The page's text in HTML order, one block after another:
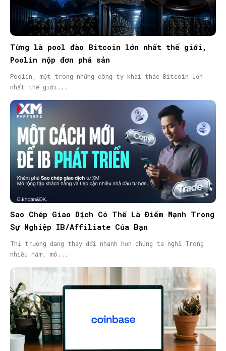
Từng là pool đào Bitcoin lớn nhất thế giới,
Poolin nộp đơn phá sản
Poolin, một trong những công ty khai thác Bitcoin lớn
nhất thế giới...
Sao Chép Giao Dịch Có Thể Là Điểm Mạnh Trong
Sự Nghiệp IB/Affiliate Của Bạn
Thị trường đang thay đổi nhanh hơn chúng ta nghĩ Trong
nhiều năm, mô...